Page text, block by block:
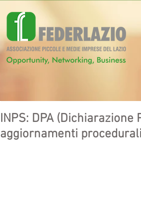
INPS: DPA
aggiornamenti procedurali